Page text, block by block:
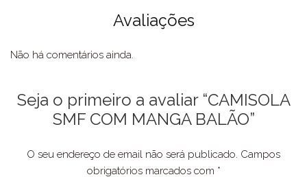
Avaliações
Não há comentários ainda.
Seja o primeiro a avaliar “CAMISOLA
SMF COM MANGA BALÃO”
O seu endereço de email não será publicado. Campos
obrigatórios marcados com *